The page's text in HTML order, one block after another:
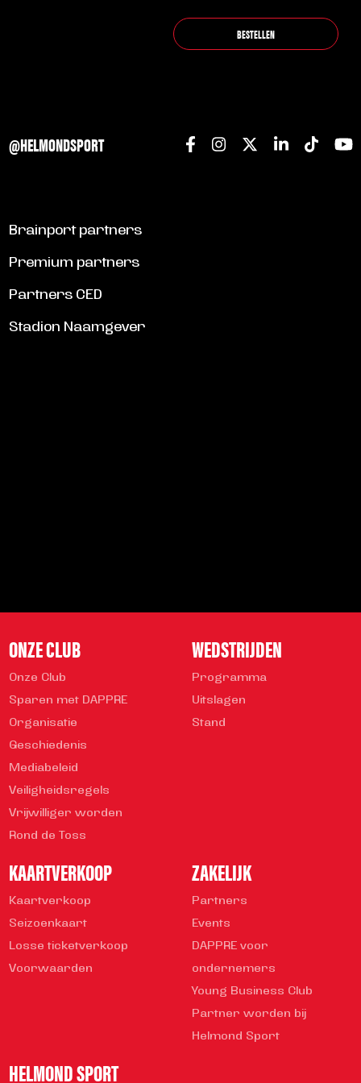
BESTELLEN
@HELMONDSPORT
Brainport partners
Premium partners
Partners CED
Stadion Naamgever
ONZE CLUB
Onze Club
Sparen met DAPPRE
Organisatie
Geschiedenis
Mediabeleid
Veiligheidsregels
Vrijwilliger worden
Rond de Toss
WEDSTRIJDEN
Programma
Uitslagen
Stand
KAARTVERKOOP
Kaartverkoop
Seizoenkaart
Losse ticketverkoop
Voorwaarden
ZAKELIJK
Partners
Events
DAPPRE voor
ondernemers
Young Business Club
Partner worden bij
Helmond Sport
HELMOND SPORT